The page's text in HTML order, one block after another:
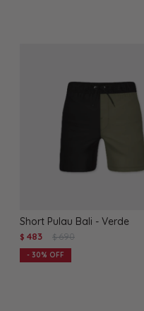
Short Pulau Bali - Verde
$ 483 $ 690
30